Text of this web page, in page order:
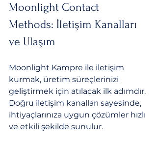
Moonlight Contact
Methods: İletişim Kanalları
ve Ulaşım
Moonlight Kampre ile iletişim
kurmak, üretim süreçlerinizi
geliştirmek için atılacak ilk adımdır.
Doğru iletişim kanalları sayesinde,
ihtiyaçlarınıza uygun çözümler hızlı
ve etkili şekilde sunulur.